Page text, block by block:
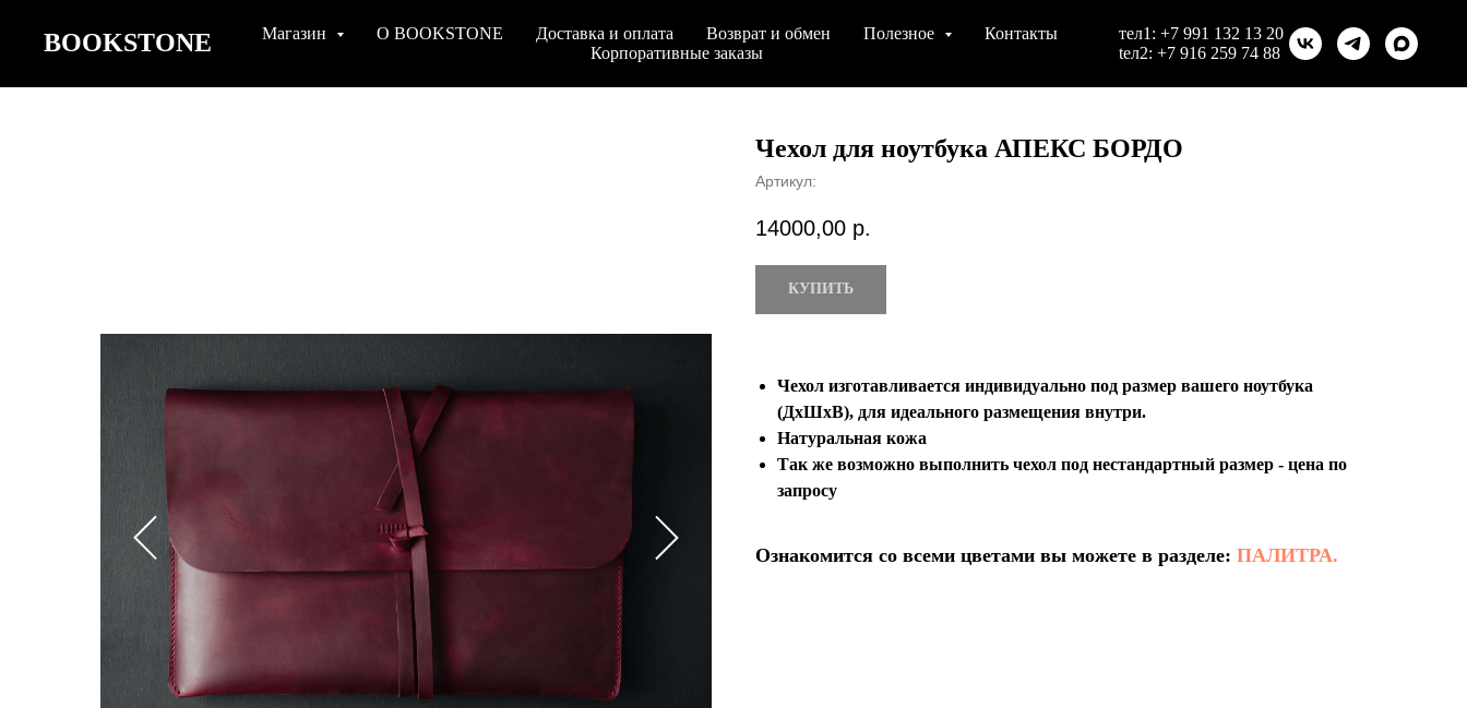
BOOKSTONE Магазин О BOOKSTONE Доставка и оплата Возврат и обмен Полезное
Контакты
Корпоративные заказы
тел1: +7 991 132 13 20
teл2: +7 916 259 74 88
Чехол для ноутбука АПЕКС БОРДО
Артикул:
14000,00 р.
КУПИТЬ
Чехол изготавливается индивидуально под размер вашего ноутбука
(ДхШхВ), для идеального размещения внутри.
Натуральная кожа
Так же возможно выполнить чехол под нестандартный размер - цена по
запросу
Ознакомится со всеми цветами вы можете в разделе: ПАЛИТРА.